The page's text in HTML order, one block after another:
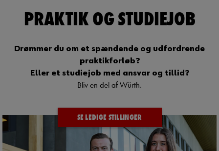
PRAKTIK OG STUDIEJOB
Drømmer du om et spændende og udfordrende
praktikforløb?
Eller et studiejob med ansvar og tillid?
Bliv en del af Würth.
SE LEDIGE STILLINGER